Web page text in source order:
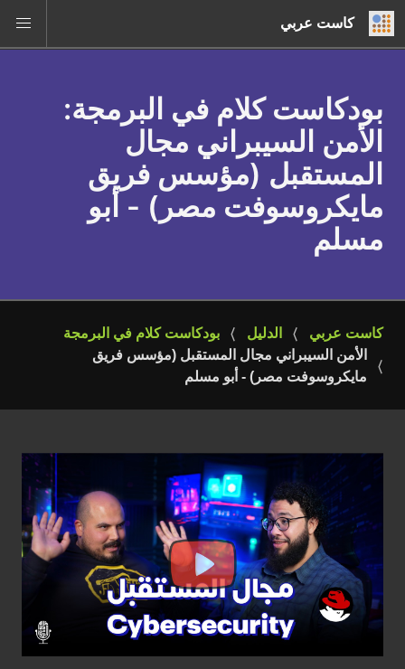
كاست عربي
بودكاست كلام في البرمجة:
الأمن السيبراني مجال
المستقبل (مؤسس فريق
مايكروسوفت مصر) - أبو
مسلم
كاست عربي الدليل
بودكاست كلام في البرمجة
الأمن السيبراني مجال المستقبل (مؤسس فريق
مايكروسوفت مصر) - أبو مسلم